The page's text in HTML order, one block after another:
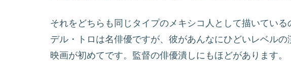
それをどちらも同じタイプのメキシコ人として描いている
デル・トロは名俳優ですが、彼があんなにひどいレベル
映画が初めてです。監督の俳優潰しにもほどがあります。